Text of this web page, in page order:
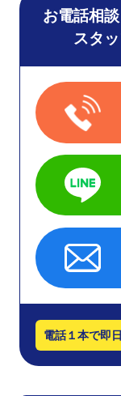
お電話相
スタ
電話１本で即